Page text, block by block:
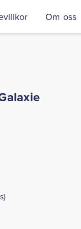
Om oss